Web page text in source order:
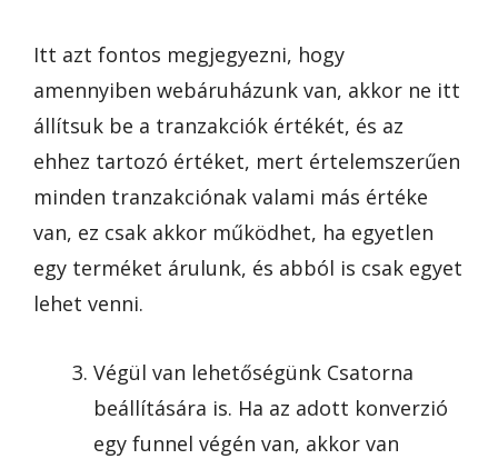
Itt azt fontos megjegyezni, hogy
amennyiben webáruházunk van, akkor ne itt
állítsuk be a tranzakciók értékét, és az
ehhez tartozó értéket, mert értelemszerűen
minden tranzakciónak valami más értéke
van, ez csak akkor működhet, ha egyetlen
egy terméket árulunk, és abból is csak egyet
lehet venni.
Végül van lehetőségünk Csatorna
beállítására is. Ha az adott konverzió
egy funnel végén van, akkor van